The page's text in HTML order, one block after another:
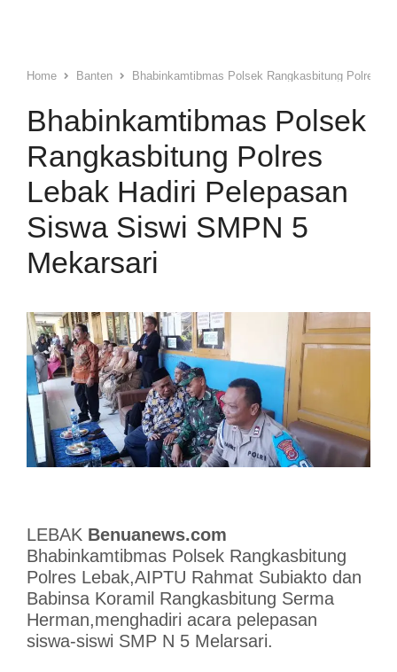
Home Banten Bhabinkamtibmas Polsek Rangkasbitung Polres
Bhabinkamtibmas Polsek
Rangkasbitung Polres
Lebak Hadiri Pelepasan
Siswa Siswi SMPN 5
Mekarsari
LEBAK Benuanews.com
Bhabinkamtibmas Polsek Rangkasbitung
Polres Lebak,AIPTU Rahmat Subiakto dan
Babinsa Koramil Rangkasbitung Serma
Herman,menghadiri acara pelepasan
siswa-siswi SMP N 5 Melarsari.